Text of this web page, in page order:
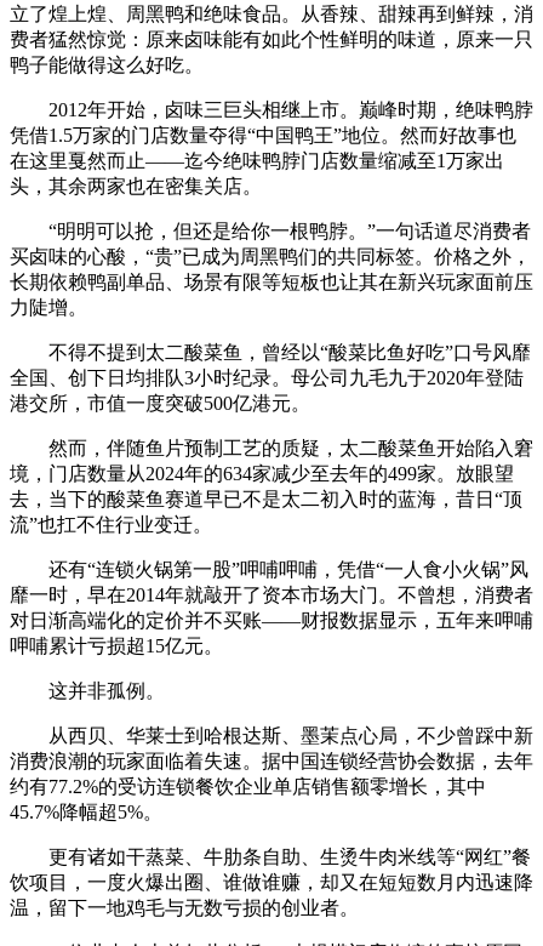
立了煌上煌、周黑鸭和绝味食品。从香辣、甜辣再到鲜辣，消
费者猛然惊觉：原来卤味能有如此个性鲜明的味道，原来一只
鸭子能做得这么好吃。
2012年开始，卤味三巨头相继上市。巅峰时期，绝味鸭脖
凭借1.5万家的门店数量夺得“中国鸭王”地位。然而好故事也
在这里戛然而止——迄今绝味鸭脖门店数量缩减至1万家出
头，其余两家也在密集关店。
“明明可以抢，但还是给你一根鸭脖。”一句话道尽消费者
买卤味的心酸，“贵”已成为周黑鸭们的共同标签。价格之外，
长期依赖鸭副单品、场景有限等短板也让其在新兴玩家面前压
力陡增。
不得不提到太二酸菜鱼，曾经以“酸菜比鱼好吃”口号风靡
全国、创下日均排队3小时纪录。母公司九毛九于2020年登陆
港交所，市值一度突破500亿港元。
然而，伴随鱼片预制工艺的质疑，太二酸菜鱼开始陷入窘
境，门店数量从2024年的634家减少至去年的499家。放眼望
去，当下的酸菜鱼赛道早已不是太二初入时的蓝海，昔日“顶
流”也扛不住行业变迁。
还有“连锁火锅第一股”呷哺呷哺，凭借“一人食小火锅”风
靡一时，早在2014年就敲开了资本市场大门。不曾想，消费者
对日渐高端化的定价并不买账——财报数据显示，五年来呷哺
呷哺累计亏损超15亿元。
这并非孤例。
从西贝、华莱士到哈根达斯、墨茉点心局，不少曾踩中新
消费浪潮的玩家面临着失速。据中国连锁经营协会数据，去年
约有77.2%的受访连锁餐饮企业单店销售额零增长，其中
45.7%降幅超5%。
更有诸如干蒸菜、牛肋条自助、生烫牛肉米线等“网红”餐
饮项目，一度火爆出圈、谁做谁赚，却又在短短数月内迅速降
温，留下一地鸡毛与无数亏损的创业者。